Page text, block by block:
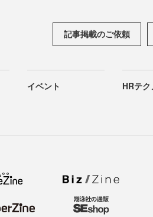
記事掲載のご依頼
イベント HRテ